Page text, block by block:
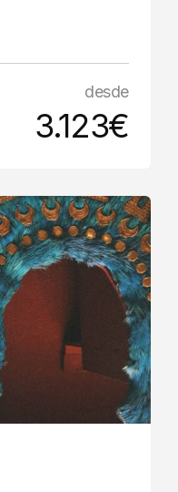
desde
3.123€